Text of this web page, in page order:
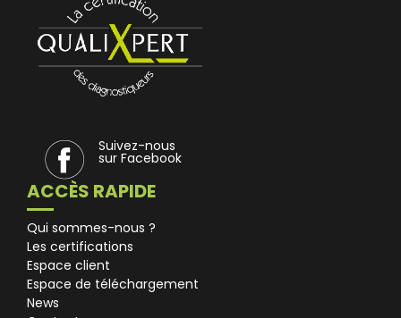
Suivez-nous
sur Facebook
ACCÈS RAPIDE
Qui sommes-nous ?
Les certifications
Espace client
Espace de téléchargement
News